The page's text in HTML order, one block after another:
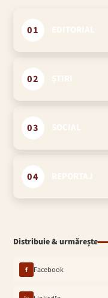
01
02
03
04
Distribuie & urmărește
f Facebook